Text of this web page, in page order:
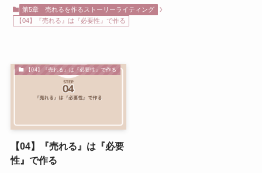
第5章 売れるを作るストーリーライティング
【04】『売れる』は『必要性』で作る
【04】『売れる』は『必要性』で作る
【04】『売れる』は『必要
性』で作る